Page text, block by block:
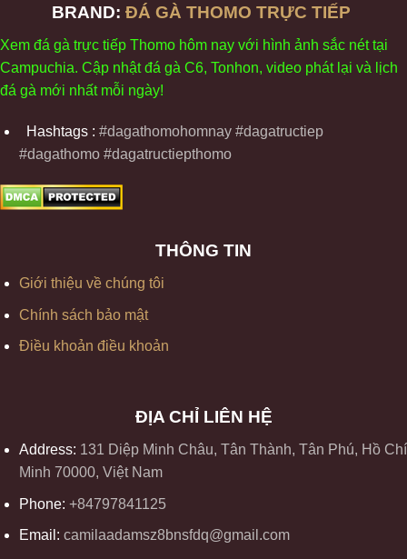
BRAND: ĐÁ GÀ THOMO TRỰC TIẾP
Xem đá gà trực tiếp Thomo hôm nay với hình ảnh sắc néttại
Campuchia. Cập nhậtđá gà C6, Tonhon, video phátl ại và ịch
đá gà mới nhất mỗi ngày!
Hashtags : #dagathomohomnay #dagatructiep
#dagathomo #dagatructiepthomo
THÔNG TIN
Giới thiệu về chúng tôi
Chính sách bảo mật
Điều khoản điều khoản
ĐỊA CHỈ LIÊN HỆ
Address: 131 Diệp Minh Châu, Tân Thành, Tân Phú, Hồ Chí
Minh 70000, Việt Nam
Phone: +84797841125
Email: camilaadamsz8bnsfdq@gmail.com